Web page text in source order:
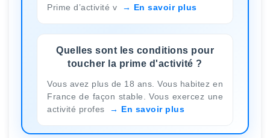
Prime d’activité v
En savoir plus
Quelles sont les conditions pour
toucher la prime d'activité ?
Vous avez plus de 18 ans. Vous habitez en
France de façon stable. Vous exercez une
activité profes
En savoir plus